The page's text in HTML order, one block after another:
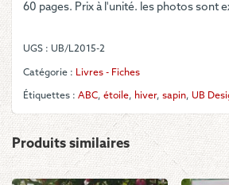
-
60 pages. Prix à l'unité. les photos sont
UGS : UB/L2015-2
Catégorie : Livres - Fiches
Étiquettes : ABC, étoile, hiver, sapin, UB
Produits similaires